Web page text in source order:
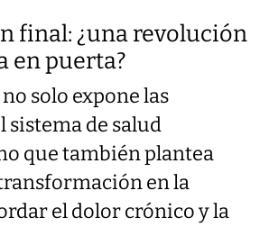
final: ¿una revolución
en puerta?
solo expone las
sistema de salud
que también plantea
en la
el dolor crónico y la